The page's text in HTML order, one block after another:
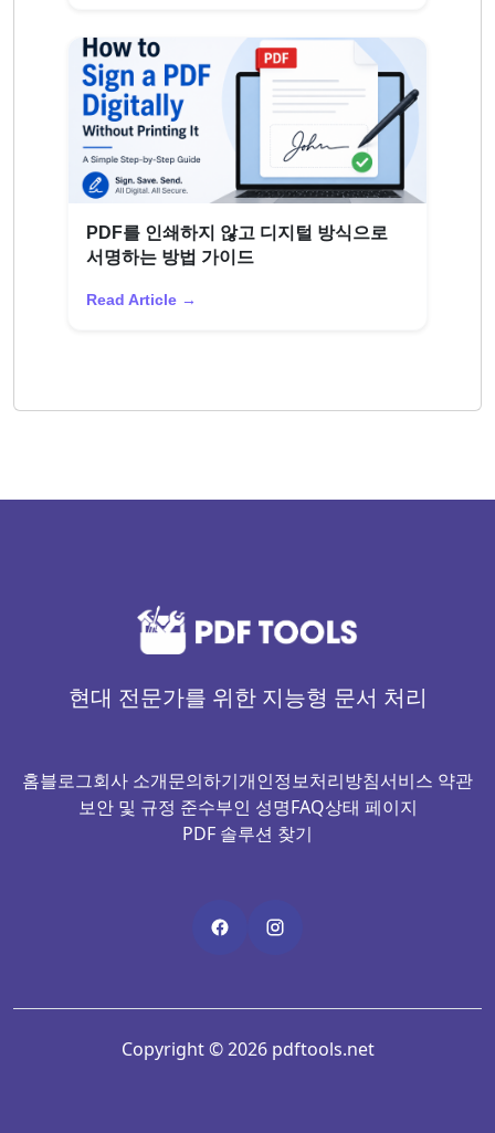
PDF를 인쇄하지 않고 디지털 방식으로
서명하는 방법 가이드
Read Article →
현대 전문가를 위한 지능형 문서 처리
홈블로그회사 소개문의하기개인정보처리방침서비스 약관
보안 및 규정 준수부인 성명FAQ상태 페이지
PDF 솔루션 찾기
Copyright © 2026 pdftools.net